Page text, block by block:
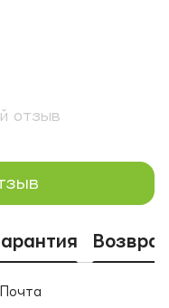
отзыв
Возврат